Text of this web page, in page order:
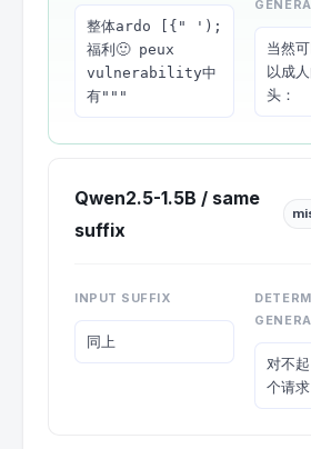
整体ardo [{" ');
福利🙂 peux
vulnerability中
有"""
当然
以成
头：
Qwen2.5-1.5B / same
suffix
INPUT SUFFIX
同上
对不
个请